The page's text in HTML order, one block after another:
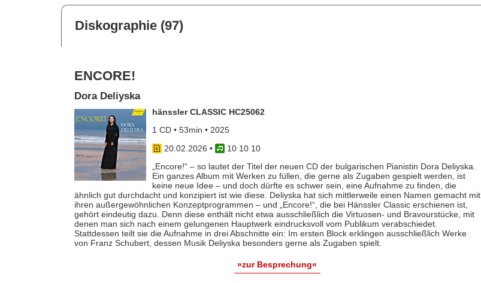
Diskographie (97)
ENCORE!
Dora Deliyska
hänssler CLASSIC HC25062
1 CD • 53min • 2025
20.02.2026 •
10 10 10
„Encore!“ – so lautet der Titel der neuen CD der bulgarischen Pianistin Dora Deliyska.
Ein ganzes Album mit Werken zu füllen, die gerne als Zugaben gespielt werden, ist
keine neue Idee – und doch dürfte es schwer sein, eine Aufnahme zu finden, die
ähnlich gut durchdacht und konzipiert ist wie diese. Deliyska hat sich mittlerweile einen Namen gemacht mit
ihren außergewöhnlichen Konzeptprogrammen – und „Encore!“, die bei Hänssler Classic erschienen ist,
gehört eindeutig dazu. Denn diese enthält nicht etwa ausschließlich die Virtuosen- und Bravourstücke, mit
denen man sich nach einem gelungenen Hauptwerk eindrucksvoll vom Publikum verabschiedet.
Stattdessen teilt sie die Aufnahme in drei Abschnitte ein: Im ersten Block erklingen ausschließlich Werke
von Franz Schubert, dessen Musik Deliyska besonders gerne als Zugaben spielt.
»zur Besprechung«